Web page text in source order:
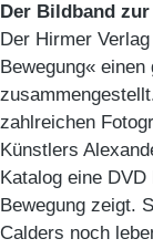
Der Bildband
Der Hirmer
Bewegung«
zahlreichen
Künstlers
Katalog eine
Bewegung zeigt.
Calders noch